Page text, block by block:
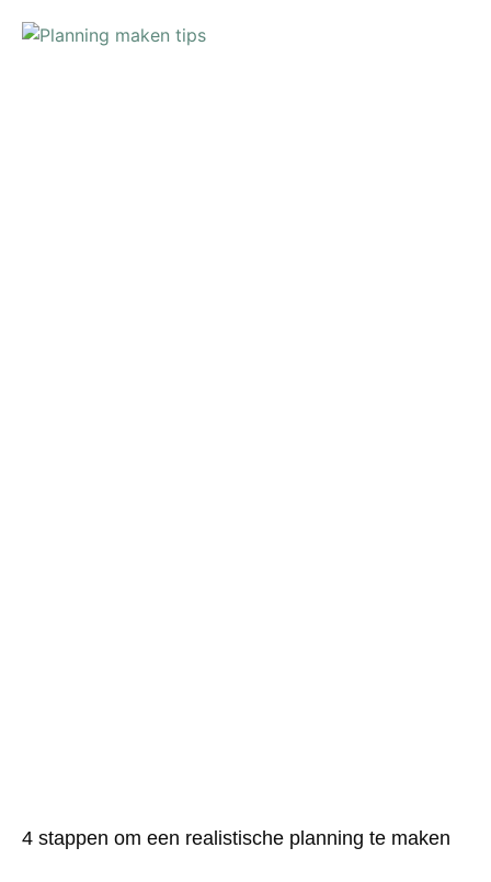
4 stappen om een realistische planning te maken